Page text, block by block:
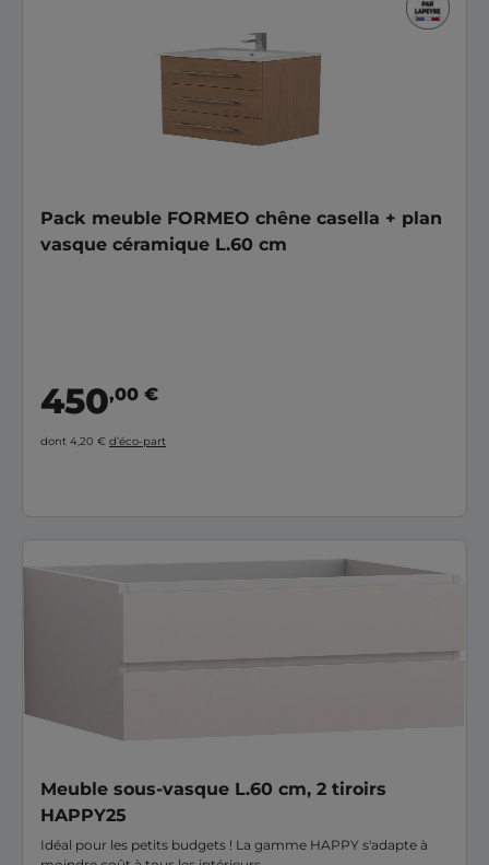
Pack meuble FORMEO chêne casella + plan
vasque céramique L.60 cm
450,00 €
dont 4,20 € d’éco-part
Meuble sous-vasque L.60 cm, 2 tiroirs
HAPPY25
Idéal pour les petits budgets ! La gamme HAPPY s'adapte à